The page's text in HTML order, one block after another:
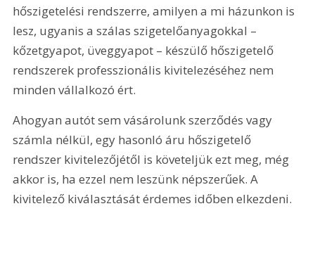
hőszigetelési rendszerre, amilyen a mi házunkon is
lesz, ugyanis a szálas szigetelőanyagokkal –
kőzetgyapot, üveggyapot – készülő hőszigetelő
rendszerek professzionális kivitelezéséhez nem
minden vállalkozó ért.
Ahogyan autót sem vásárolunk szerződés vagy
számla nélkül, egy hasonló áru hőszigetelő
rendszer kivitelezőjétől is követeljük ezt meg, még
akkor is, ha ezzel nem leszünk népszerűek. A
kivitelező kiválasztását érdemes időben elkezdeni.